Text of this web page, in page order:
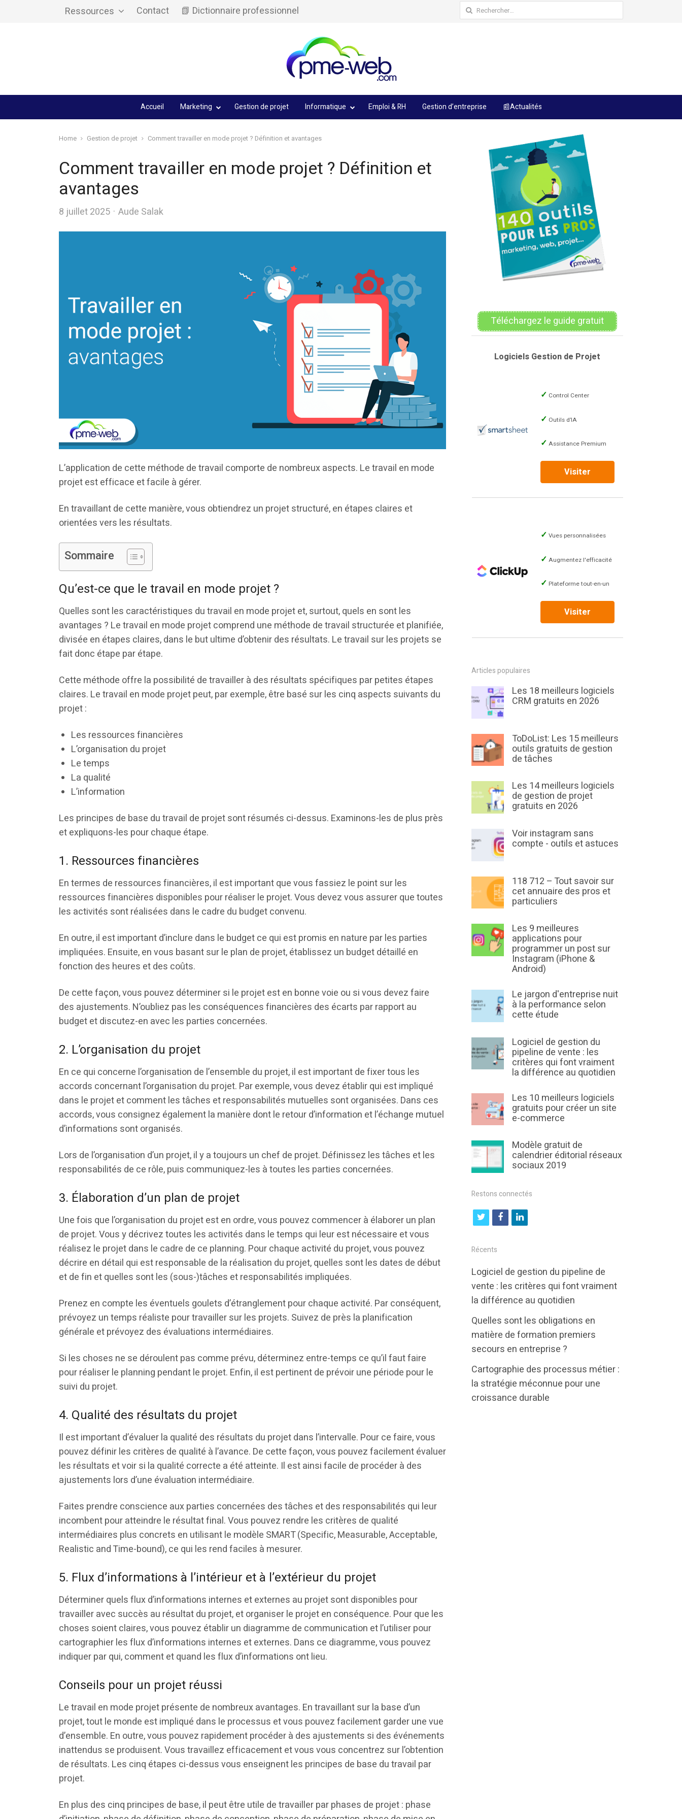
Ressources Contact 📗 Dictionnaire professionnel Rechercher :
Accueil Marketing Gestion de projet Informatique Emploi & RH Gestion d’entreprise 📰Actualités
Home Gestion de projet Comment travailler en mode projet ? Définition et avantages
Comment travailler en mode projet ? Définition et
avantages
8 juillet 2025 Author
Aude Salak
L’application de cette méthode de travail comporte de nombreux aspects. Le travail en mode
projet est efficace et facile à gérer.
En travaillant de cette manière, vous obtiendrez un projet structuré, en étapes claires et
orientées vers les résultats.
Sommaire
Qu’est-ce que le travail en mode projet ?
Quelles sont les caractéristiques du travail en mode projet et, surtout, quels en sont les
avantages ? Le travail en mode projet comprend une méthode de travail structurée et planifiée,
divisée en étapes claires, dans le but ultime d’obtenir des résultats. Le travail sur les projets se
fait donc étape par étape.
Cette méthode offre la possibilité de travailler à des résultats spécifiques par petites étapes
claires. Le travail en mode projet peut, par exemple, être basé sur les cinq aspects suivants du
projet :
Les ressources financières
L’organisation du projet
Le temps
La qualité
L’information
Les principes de base du travail de projet sont résumés ci-dessus. Examinons-les de plus près
et expliquons-les pour chaque étape.
1. Ressources financières
En termes de ressources financières, il est important que vous fassiez le point sur les
ressources financières disponibles pour réaliser le projet. Vous devez vous assurer que toutes
les activités sont réalisées dans le cadre du budget convenu.
En outre, il est important d’inclure dans le budget ce qui est promis en nature par les parties
impliquées. Ensuite, en vous basant sur le plan de projet, établissez un budget détaillé en
fonction des heures et des coûts.
De cette façon, vous pouvez déterminer si le projet est en bonne voie ou si vous devez faire
des ajustements. N’oubliez pas les conséquences financières des écarts par rapport au
budget et discutez-en avec les parties concernées.
2. L’organisation du projet
En ce qui concerne l’organisation de l’ensemble du projet, il est important de fixer tous les
accords concernant l’organisation du projet. Par exemple, vous devez établir qui est impliqué
dans le projet et comment les tâches et responsabilités mutuelles sont organisées. Dans ces
accords, vous consignez également la manière dont le retour d’information et l’échange mutuel
d’informations sont organisés.
Lors de l’organisation d’un projet, il y a toujours un chef de projet. Définissez les tâches et les
responsabilités de ce rôle, puis communiquez-les à toutes les parties concernées.
3. Élaboration d’un plan de projet
Une fois que l’organisation du projet est en ordre, vous pouvez commencer à élaborer un plan
de projet. Vous y décrivez toutes les activités dans le temps qui leur est nécessaire et vous
réalisez le projet dans le cadre de ce planning. Pour chaque activité du projet, vous pouvez
décrire en détail qui est responsable de la réalisation du projet, quelles sont les dates de début
et de fin et quelles sont les (sous-)tâches et responsabilités impliquées.
Prenez en compte les éventuels goulets d’étranglement pour chaque activité. Par conséquent,
prévoyez un temps réaliste pour travailler sur les projets. Suivez de près la planification
générale et prévoyez des évaluations intermédiaires.
Si les choses ne se déroulent pas comme prévu, déterminez entre-temps ce qu’il faut faire
pour réaliser le planning pendant le projet. Enfin, il est pertinent de prévoir une période pour le
suivi du projet.
4. Qualité des résultats du projet
Il est important d’évaluer la qualité des résultats du projet dans l’intervalle. Pour ce faire, vous
pouvez définir les critères de qualité à l’avance. De cette façon, vous pouvez facilement évaluer
les résultats et voir si la qualité correcte a été atteinte. Il est ainsi facile de procéder à des
ajustements lors d’une évaluation intermédiaire.
Faites prendre conscience aux parties concernées des tâches et des responsabilités qui leur
incombent pour atteindre le résultat final. Vous pouvez rendre les critères de qualité
intermédiaires plus concrets en utilisant le modèle SMART (Specific, Measurable, Acceptable,
Realistic and Time-bound), ce qui les rend faciles à mesurer.
5. Flux d’informations à l’intérieur et à l’extérieur du projet
Déterminer quels flux d’informations internes et externes au projet sont disponibles pour
travailler avec succès au résultat du projet, et organiser le projet en conséquence. Pour que les
choses soient claires, vous pouvez établir un diagramme de communication et l’utiliser pour
cartographier les flux d’informations internes et externes. Dans ce diagramme, vous pouvez
indiquer par qui, comment et quand les flux d’informations ont lieu.
Conseils pour un projet réussi
Le travail en mode projet présente de nombreux avantages. En travaillant sur la base d’un
projet, tout le monde est impliqué dans le processus et vous pouvez facilement garder une vue
d’ensemble. En outre, vous pouvez rapidement procéder à des ajustements si des événements
inattendus se produisent. Vous travaillez efficacement et vous vous concentrez sur l’obtention
de résultats. Les cinq étapes ci-dessus vous enseignent les principes de base du travail par
projet.
En plus des cinq principes de base, il peut être utile de travailler par phases de projet : phase
Téléchargez le guide gratuit
Logiciels Gestion de Projet
Control Center
Outils d’IA
Assistance Premium
Visiter
Vues personnalisées
Augmentez l'efficacité
Plateforme tout-en-un
Visiter
Articles populaires
Les 18 meilleurs logiciels
CRM gratuits en 2026
ToDoList: Les 15 meilleurs
outils gratuits de gestion
de tâches
Les 14 meilleurs logiciels
de gestion de projet
gratuits en 2026
Voir instagram sans
compte - outils et astuces
118 712 – Tout savoir sur
cet annuaire des pros et
particuliers
Les 9 meilleures
applications pour
programmer un post sur
Instagram (iPhone &
Android)
Le jargon d'entreprise nuit
à la performance selon
cette étude
Logiciel de gestion du
pipeline de vente : les
critères qui font vraiment
la différence au quotidien
Les 10 meilleurs logiciels
gratuits pour créer un site
e-commerce
Modèle gratuit de
calendrier éditorial réseaux
sociaux 2019
Restons connectés
t
i
t
t
e
f
b
o
k
l
e
d
i
n
Récents
Logiciel de gestion du pipeline de
vente : les critères qui font vraiment
la différence au quotidien
Quelles sont les obligations en
matière de formation premiers
secours en entreprise ?
Cartographie des processus métier :
la stratégie méconnue pour une
croissance durable